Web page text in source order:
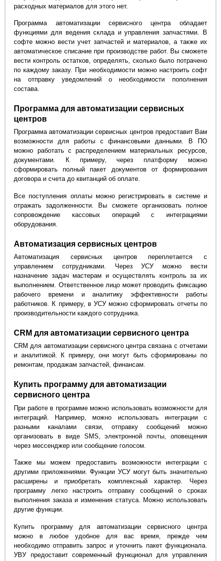
расходных материалов для этого нет.
Программа автоматизации сервисного центра обладает
функциями для ведения склада и управления запчастями. В
софте можно вести учет запчастей и материалов, а также их
автоматическое списание при производстве работ. Вы сможете
вести контроль остатков, определять, сколько было потрачено
по каждому заказу. При необходимости можно настроить софт
на отправку уведомлений о необходимости пополнения
состава.
Программа для автоматизации сервисных
центров
Программа автоматизации сервисных центров предоставит Вам
возможности для работы с финансовыми данными. В ПО
можно работать с распределением материальных ресурсов,
документами. К примеру, через платформу можно
сформировать полный пакет документов от формирования
договора и счета до квитанций об оплате.
Все поступления оплаты можно регистрировать в системе и
отражать задолженности. Вы сможете организовать полное
сопровождение кассовых операций с интеграциями
оборудования.
Автоматизация сервисных центров
Автоматизация сервисных центров переплетается с
управлением сотрудниками. Через УСУ можно вести
назначение задач мастерам и осуществлять контроль за их
выполнением. Ответственное лицо может проводить фиксацию
рабочего времени и аналитику эффективности работы
работников. К примеру, в УСУ можно сформировать отчеты по
производительности каждого сотрудника.
CRM для автоматизации сервисного центра
CRM для автоматизации сервисного центра связана с отчетами
и аналитикой. К примеру, они могут быть сформированы по
ремонтам, продажам запчастей, финансам.
Купить программу для автоматизации
сервисного центра
При работе в программе можно использовать возможности для
интеграций. Например, можно использовать интеграции с
разными каналами связи, отправку сообщений можно
организовать в виде SMS, электронной почты, оповещения
через мессенджер или сообщение голосом.
Также мы можем предоставить возможности интеграции с
другими приложениями. Функции УСУ могут быть значительно
расширены и приобретать комплексный характер. Через
программу легко настроить отправку сообщений о сроках
выполнения заказа и изменения статуса. Можно использовать
другие функции.
Купить программу для автоматизации сервисного центра
можно в любое удобное для вас время, прежде чем
необходимо отправить запрос и уточнить пакет функционала.
УВУ предоставит современный функционал для управления